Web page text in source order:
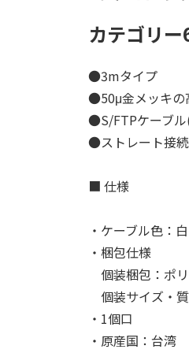
カテゴリ
●3mタイプ
●50μ金メッキの
●S/FTPケーブ
●ストレート接続
■ 仕様
・ケーブル色：白
・梱包仕様
個装梱包：ポ
個装サイズ・
・1個口
・原産国：台湾